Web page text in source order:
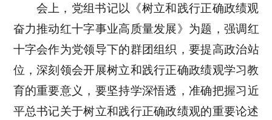
会上，党组书记以《树立和践行正确政绩观
奋力推动红十字事业高质量发展》为题， 强调红
十字会作为党领导下的群团组织， 要提高政治站
位，深刻领会开展树立和践行正确政绩观学习教
育的重要意义 ， 要坚持学深悟透，准确把握习近
平总书记关于树立和践行正确政绩观的重要论述